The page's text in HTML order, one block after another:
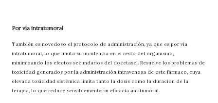
Por vía intratumoral
También es novedoso el protocolo de administración, ya que es por vía
intratumoral, lo que limita su incidencia en el resto del organismo,
minimizando los efectos secundarios del docetaxel. Resuelve los problemas de
toxicidad generados por la administración intravenosa de este fármaco, cuya
elevada toxicidad sistémica limita tanto la dosis como la duración de la
terapia, lo que reduce sensiblemente su eficacia antitumoral.